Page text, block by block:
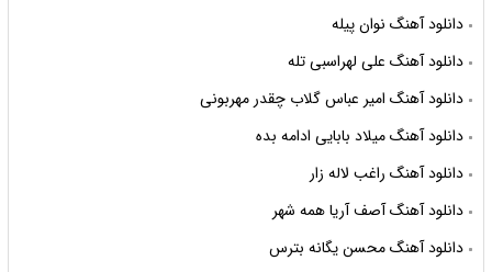
دانلود آهنگ نوان پیله
دانلود آهنگ علی لهراسبی تله
دانلود آهنگ امیر عباس گلاب چقدر مهربونی
دانلود آهنگ میلاد بابایی ادامه بده
دانلود آهنگ راغب لاله زار
دانلود آهنگ آصف آریا همه شهر
دانلود آهنگ محسن یگانه بترس